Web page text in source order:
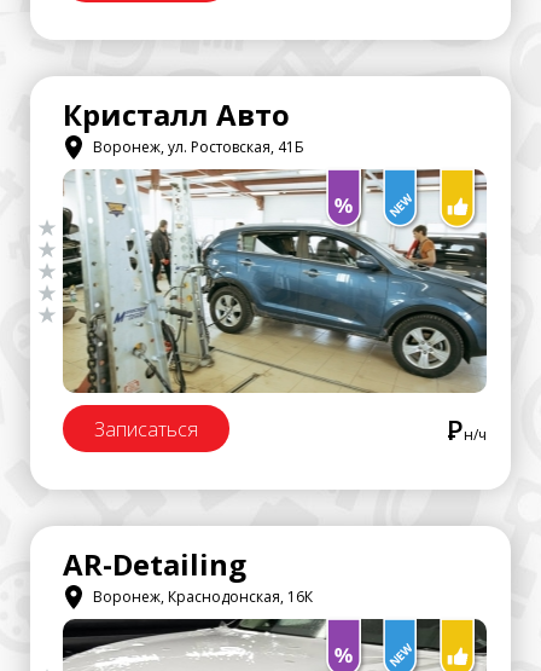
Кристалл Авто
Воронеж, ул. Ростовская, 41Б
Записаться Рн/ч
AR-Detailing
Воронеж, Краснодонская, 16К